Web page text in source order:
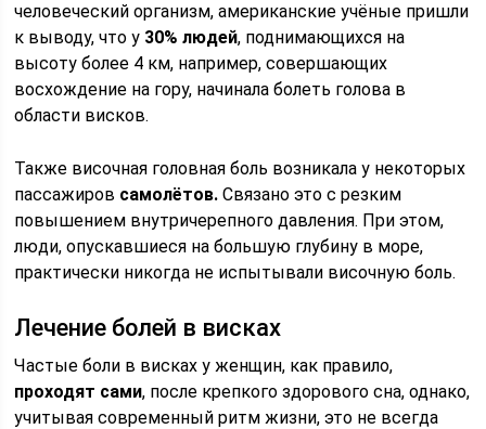
человеческий организм, американские учёные пришли
к выводу, что у 30% людей, поднимающихся на
высоту более 4 км, например, совершающих
восхождение на гору, начинала болеть голова в
области висков.
Также височная головная боль возникала у некоторых
пассажиров самолётов. Связано это с резким
повышением внутричерепного давления. При этом,
люди, опускавшиеся на большую глубину в море,
практически никогда не испытывали височную боль.
Лечение болей в висках
Частые боли в висках у женщин, как правило,
проходят сами, после крепкого здорового сна, однако,
учитывая современный ритм жизни, это не всегда